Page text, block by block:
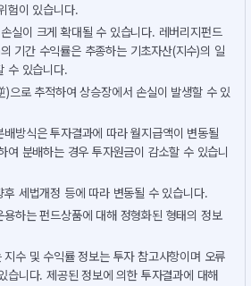
험이 있습니다.
실이 크게 확대될 수 있습니다. 레버리지펀드
기간 수익률은 추종하는 기초자산(지수)의 일
수 있습니다.
)으로 추적하여 상승장에서 손실이 발생할 수 있
방식은 투자결과에 따라 월지급액이 변동될
여 분배하는 경우 투자원금이 감소할 수 있습니
세법개정 등에 따라 변동될 수 있습니다.
용하는 펀드상품에 대해 정형화된 형태의 정보
지수 및 수익률 정보는 투자 참고사항이며 오류
습니다. 제공된 정보에 의한 투자결과에 대해